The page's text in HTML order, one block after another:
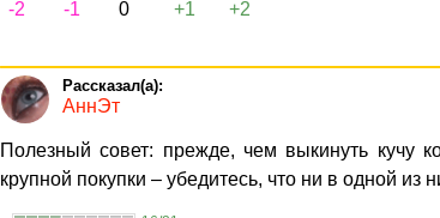
-2 -1 0 +1 +2
АннЭт
Полезный совет: прежде, чем выкинуть кучу
крупной покупки – убедитесь, что ни в одной из